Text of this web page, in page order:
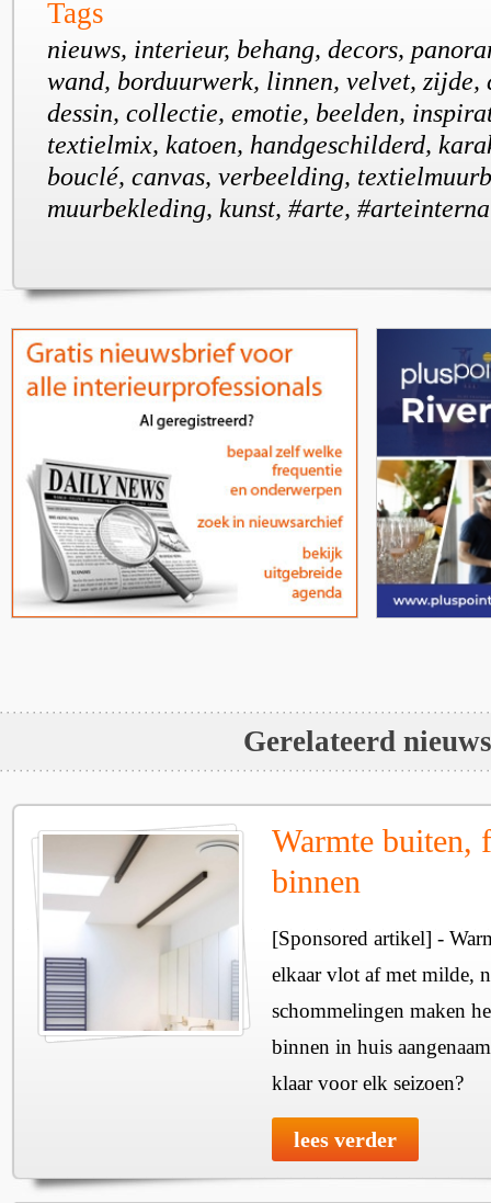
Tags
nieuws, interieur, behang, decors,
wand, borduurwerk, linnen, velvet, zijde,
dessin, collectie, emotie, beelden,
textielmix, katoen, handgeschilderd,
bouclé, canvas, verbeelding,
muurbekleding, kunst, #arte,
Gerelateerd nieuws
Warmte buiten,
binnen
[Sponsored artikel] -
elkaar vlot af met milde,
schommelingen maken
binnen in huis
klaar voor elk seizoen?
lees verder